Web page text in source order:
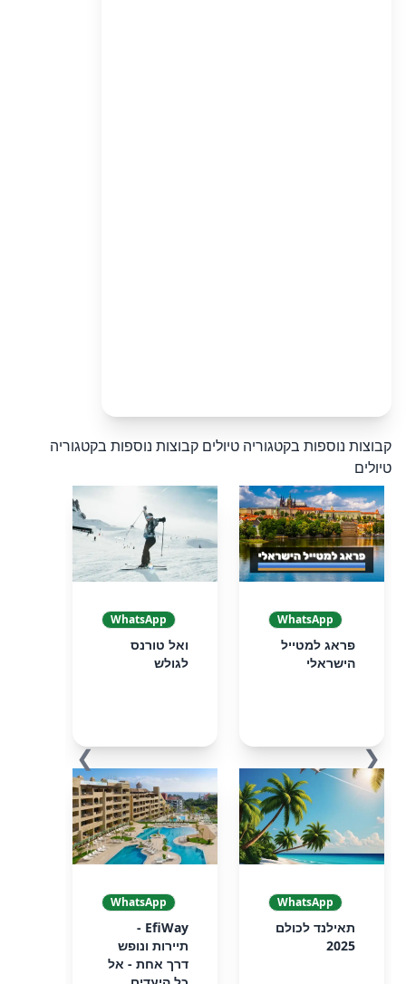
קבוצות נוספות בקטגוריה טיולים קבוצות נוספות בקטגוריה
טיולים
❮
WhatsApp
פראג למטייל
הישראלי
WhatsApp
ואל טורנס
לגולש
WhatsApp
תאילנד לכולם
2025
WhatsApp
EfiWay -
תיירות ונופש
דרך אחת - אל
❯